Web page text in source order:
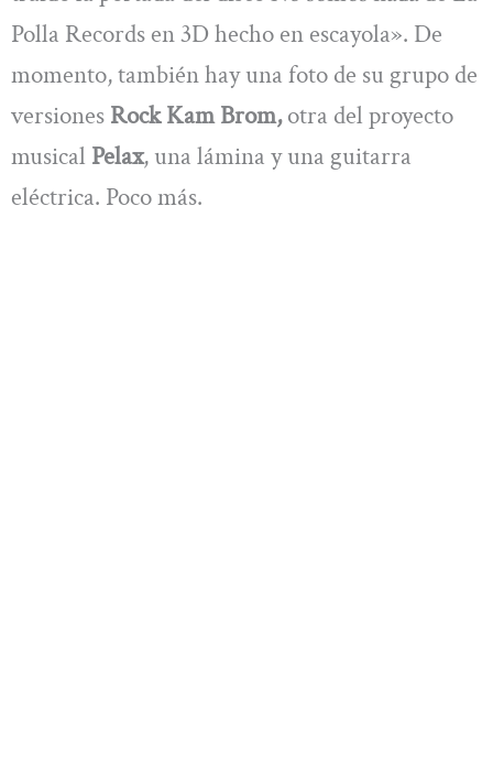
Polla Records en 3D hecho en escayola». De
momento, también hay una foto de su grupo de
versiones Rock Kam Brom,otra del proyecto
musical Pelax, una lámina y una guitarra
eléctrica. Poco más.